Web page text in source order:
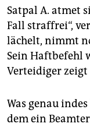
Satpal A. atmet
Fall straffrei“,
lächelt, nimmt
Sein Haftbefehl
Verteidiger
Was genau
dem ein